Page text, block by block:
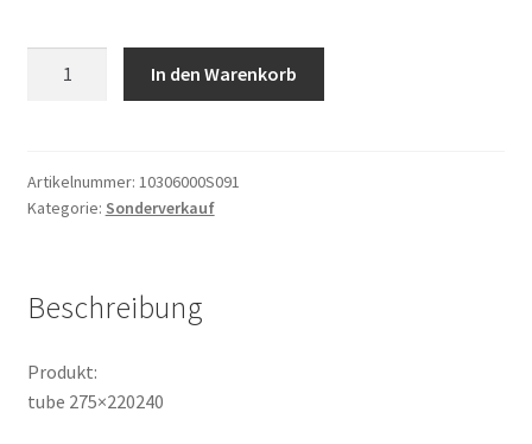
In den Warenkorb
Artikelnummer: 10306000S091
Kategorie: Sonderverkauf
Beschreibung
Produkt:
tube 275×220240